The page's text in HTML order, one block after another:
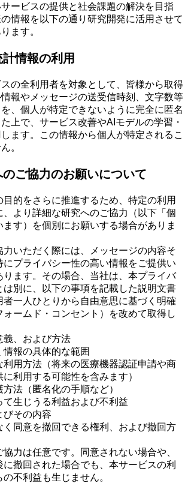
ービスの提供と社会課題の解決を目指
情報を以下の通り研究開発に活用させて
ます。
情報の利用
の全利用者を対象として、皆様から取得
報やメッセージの送受信時刻、文字数等
、個人が特定できないように完全に匿名
上で、サービス改善やAIモデルの学習・
ます。この情報から個人が特定されるこ
。
ご協力のお願いについて
目的をさらに推進するため、特定の利用
、より詳細な研究へのご協力（以下「個
ます）を個別にお願いする場合がありま
力いただく際には、メッセージの内容そ
にプライバシー性の高い情報をご提供い
ります。その場合、当社は、本プライバ
は別に、以下の事項を記載した説明文書
者一人ひとりから自由意思に基づく明確
ォームド・コンセント）を改めて取得し
義、および方法
情報の具体的な範囲
利用方法（将来の医療機器認証申請や商
利用する可能性を含みます）
法（匿名化の手順など）
て生じうる利益および不利益
びその内容
く同意を撤回できる権利、および撤回方
力は任意です。同意されない場合や、
撤回された場合でも、本サービスの利
不利益も生じません。